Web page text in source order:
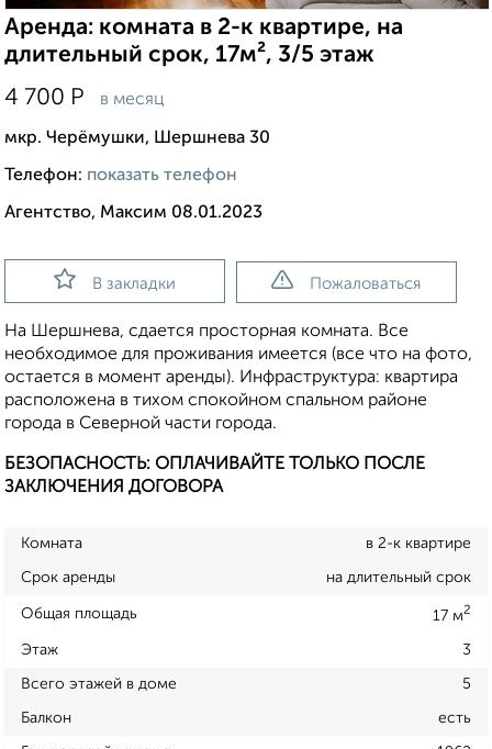
Аренда: комната в 2-к квартире, на
длительный срок, 17м², 3/5 этаж
4 700 Р в месяц
мкр. Черёмушки, Шершнева 30
Телефон: показать телефон
Агентство, Максим 08.01.2023
В закладки Пожаловаться
На Шершнева, сдается просторная комната. Все
необходимое для проживания имеется (все что на фото,
остается в момент аренды). Инфраструктура: квартира
расположена в тихом спокойном спальном районе
города в Северной части города.
БЕЗОПАСНОСТЬ: ОПЛАЧИВАЙТЕ ТОЛЬКО ПОСЛЕ
ЗАКЛЮЧЕНИЯ ДОГОВОРА
Комната в 2-к квартире
Срок аренды на длительный срок
Общая площадь 17 м2
Этаж 3
Всего этажей в доме 5
Балкон есть